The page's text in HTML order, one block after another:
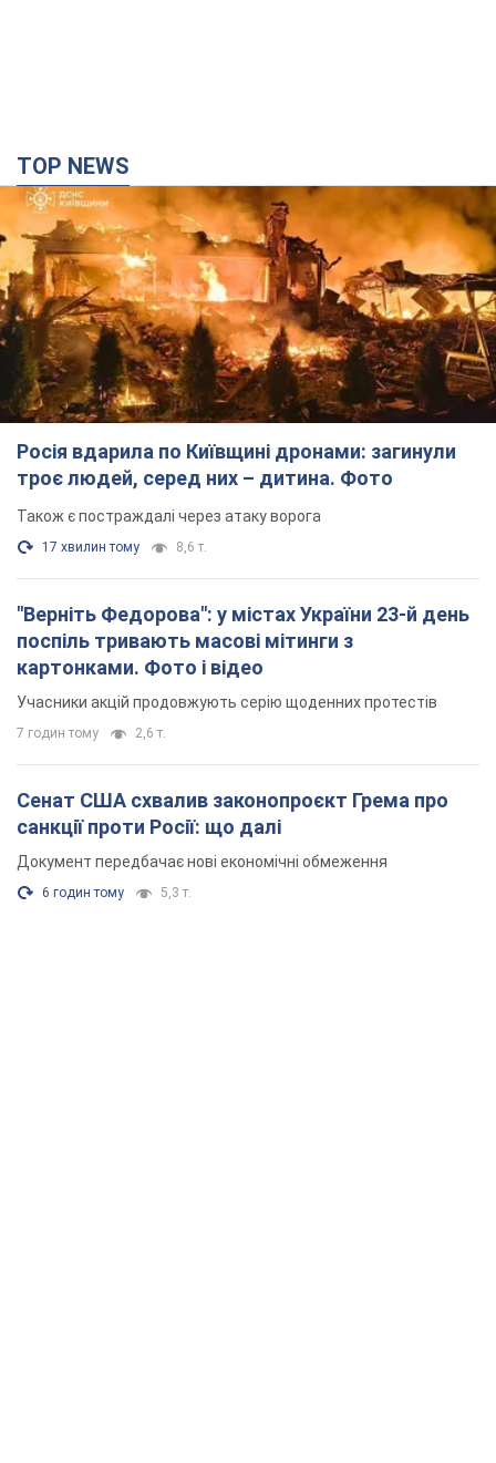
TOP NEWS
Росія вдарила по Київщині дронами: загинули
троє людей, серед них – дитина. Фото
Також є постраждалі через атаку ворога
17 хвилин тому 8,6 т.
"Верніть Федорова": у містах України 23-й день
поспіль тривають масові мітинги з
картонками. Фото і відео
Учасники акцій продовжують серію щоденних протестів
7 годин тому 2,6 т.
Сенат США схвалив законопроєкт Грема про
санкції проти Росії: що далі
Документ передбачає нові економічні обмеження
6 годин тому 5,3 т.